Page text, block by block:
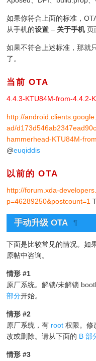
如果你符合上面的标准，
从手机的设置 – 关于手机页
如果不符合上述标准，那就
了。
当前 OTA
4.4.3-KTU84M-from-4.4.2-
http://
ad/
hammerhead-KTU84M-
@euqiddis
以前的 OTA
http://forum.xda-
p=46289250&postcount=1
手动升级 OTA ¶
下面是比较常见的情况。如
原帖中咨询。
情形 #1
原厂系统。解锁/未解锁
部分开始。
情形 #2
原厂系统，有 root 权限。修
改或删除。请从下面的 B 部
情形 #3